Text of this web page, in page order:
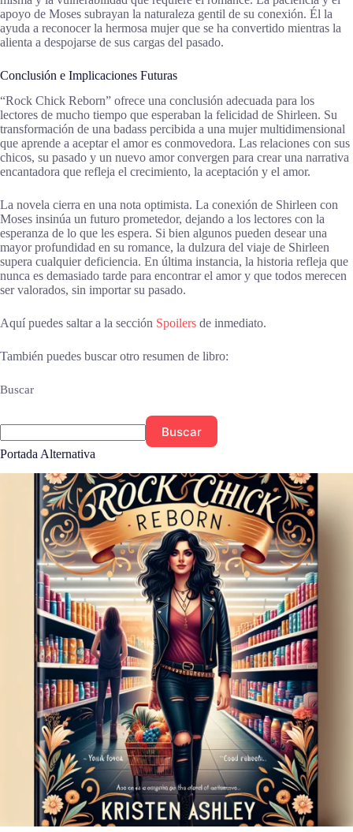
apoyo de Moses subrayan la naturaleza gentil de su conexión. Él la
ayuda a reconocer la hermosa mujer que se ha convertido mientras la
alienta a despojarse de sus cargas del pasado.
Conclusión e Implicaciones Futuras
“Rock Chick Reborn” ofrece una conclusión adecuada para los
lectores de mucho tiempo que esperaban la felicidad de Shirleen. Su
transformación de una badass percibida a una mujer multidimensional
que aprende a aceptar el amor es conmovedora. Las relaciones con sus
chicos, su pasado y un nuevo amor convergen para crear una narrativa
encantadora que refleja el crecimiento, la aceptación y el amor.
La novela cierra en una nota optimista. La conexión de Shirleen con
Moses insinúa un futuro prometedor, dejando a los lectores con la
esperanza de lo que les espera. Si bien algunos pueden desear una
mayor profundidad en su romance, la dulzura del viaje de Shirleen
supera cualquier deficiencia. En última instancia, la historia refleja que
nunca es demasiado tarde para encontrar el amor y que todos merecen
ser valorados, sin importar su pasado.
Aquí puedes saltar a la sección Spoilers de inmediato.
También puedes buscar otro resumen de libro:
Buscar
Buscar
Portada Alternativa